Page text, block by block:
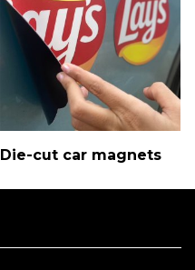
Die-cut car magnets